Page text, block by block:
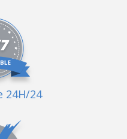
24H/24